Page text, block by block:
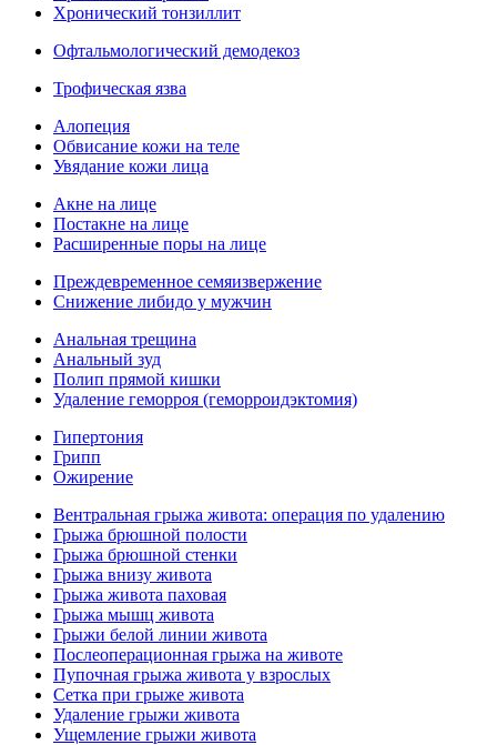
Хронический тонзиллит
Офтальмологический демодекоз
Трофическая язва
Алопеция
Обвисание кожи на теле
Увядание кожи лица
Акне на лице
Постакне на лице
Расширенные поры на лице
Преждевременное семяизвержение
Снижение либидо у мужчин
Анальная трещина
Анальный зуд
Полип прямой кишки
Удаление геморроя (геморроидэктомия)
Гипертония
Грипп
Ожирение
Вентральная грыжа живота: операция по удалению
Грыжа брюшной полости
Грыжа брюшной стенки
Грыжа внизу живота
Грыжа живота паховая
Грыжа мышц живота
Грыжи белой линии живота
Послеоперационная грыжа на животе
Пупочная грыжа живота у взрослых
Сетка при грыже живота
Удаление грыжи живота
Ущемление грыжи живота